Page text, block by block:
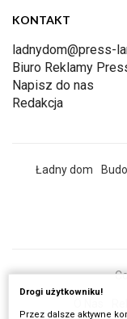
KONTAKT
ladnydom@press-
Biuro Reklamy
Napisz do nas
Redakcja
Ładny dom
Drogi użytkowniku!
Przez dalsze aktywne